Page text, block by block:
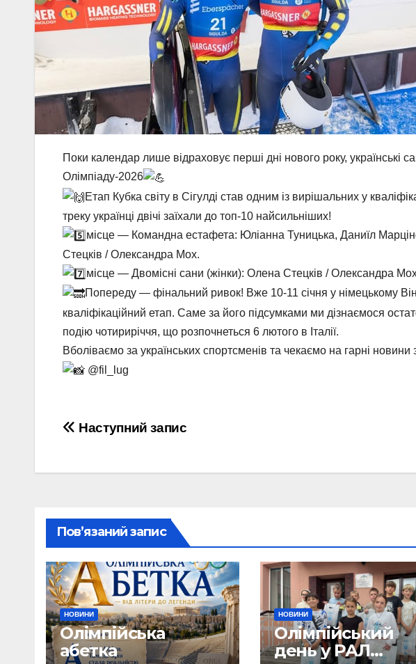
Поки календар лише відраховує перші дні нового року, українські
Олімпіаду-2026
Етап Кубка світу в Сігулді став одним із вирішальних у
треку українці двічі заїхали до топ-10 найсильніших!
місце — Командна естафета: Юліанна Туницька, Даниїл
Стецків / Олександра Мох.
місце — Двомісні сани (жінки): Олена Стецків / Олександра
Попереду — фінальний ривок! Вже 10-11 січня у німецькому
кваліфікаційний етап. Саме за його підсумками ми дізнаємося
подію чотириріччя, що розпочнеться 6 лютого в Італії.
Вболіваємо за українських спортсменів та чекаємо на гарні новини
@fil_lug
Навігація
Наступний запис
Пов’язаний запис
НОВИНИ
Олімпійська
абетка
НОВИНИ
Олімпійський
день у РАЛ